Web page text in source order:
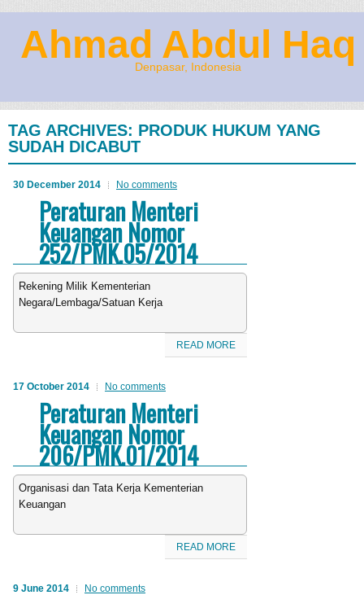
Ahmad Abdul Haq
Denpasar, Indonesia
TAG ARCHIVES: PRODUK HUKUM YANG
SUDAH DICABUT
30 December 2014 No comments
Peraturan Menteri
Keuangan Nomor
252/PMK.05/2014
Rekening Milik Kementerian
Negara/Lembaga/Satuan Kerja
READ MORE
17 October 2014 No comments
Peraturan Menteri
Keuangan Nomor
206/PMK.01/2014
Organisasi dan Tata Kerja Kementerian
Keuangan
READ MORE
9 June 2014 No comments